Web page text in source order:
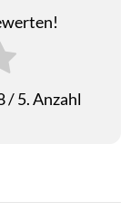
/ 5. Anzahl